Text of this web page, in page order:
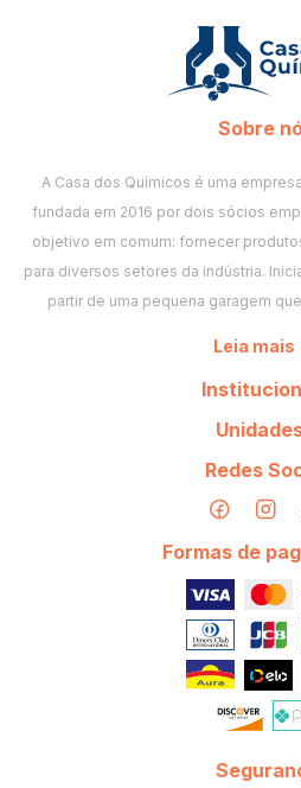
Sobre
A Casa dos Químicos é uma
fundada em 2016 por dois sócios
objetivo em comum: fornecer
para diversos setores da indústria.
partir de uma pequena garagem
Leia mais
Redes
Formas de